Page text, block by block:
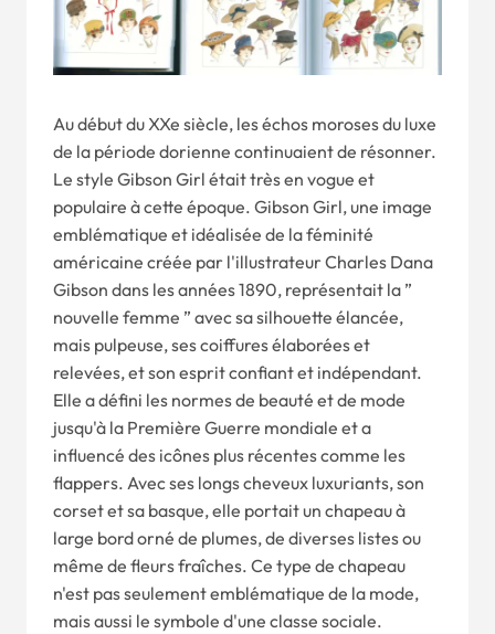
Au début du XXe siècle, les échos moroses du luxe
de la période dorienne continuaient de résonner.
Le style Gibson Girl était très en vogue et
populaire à cette époque. Gibson Girl, une image
emblématique et idéalisée de la féminité
américaine créée par l'illustrateur Charles Dana
Gibson dans les années 1890, représentait la ”
nouvelle femme ” avec sa silhouette élancée,
mais pulpeuse, ses coiffures élaborées et
relevées, et son esprit confiant et indépendant.
Elle a défini les normes de beauté et de mode
jusqu'à la Première Guerre mondiale et a
influencé des icônes plus récentes comme les
flappers. Avec ses longs cheveux luxuriants, son
corset et sa basque, elle portait un chapeau à
large bord orné de plumes, de diverses listes ou
même de fleurs fraîches. Ce type de chapeau
n'est pas seulement emblématique de la mode,
mais aussi le symbole d'une classe sociale.